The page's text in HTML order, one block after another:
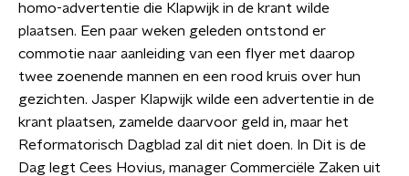
homo-advertentie die Klapwijk in de krant wilde
plaatsen. Een paar weken geleden ontstond er
commotie naar aanleiding van een flyer met daarop
twee zoenende mannen en een rood kruis over hun
gezichten. Jasper Klapwijk wilde een advertentie in de
krant plaatsen, zamelde daarvoor geld in, maar het
Reformatorisch Dagblad zal dit niet doen. In Dit is de
Dag legt Cees Hovius, manager Commerciële Zaken uit